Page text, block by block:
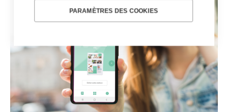
PARAMÈTRES DES COOKIES